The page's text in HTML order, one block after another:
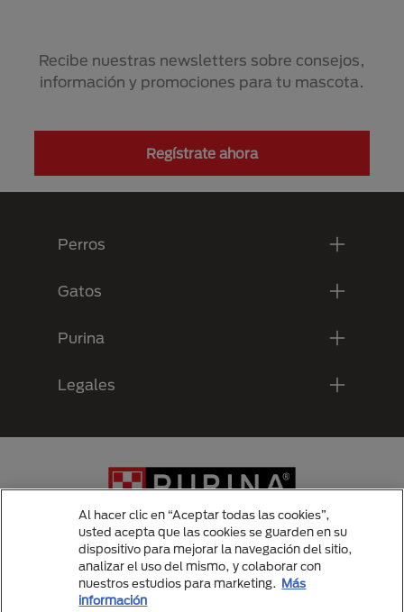
Recibe nuestras newsletters sobre consejos,
información y promociones para tu mascota.
Regístrate ahora
Perros
Gatos
Purina
Legales
Menu Footer Secundario Purina
Al hacer clic en “Aceptar todas las cookies”,
usted acepta que las cookies se guarden en su
dispositivo para mejorar la navegación del sitio,
analizar el uso del mismo, y colaborar con
nuestros estudios para marketing. Más
información